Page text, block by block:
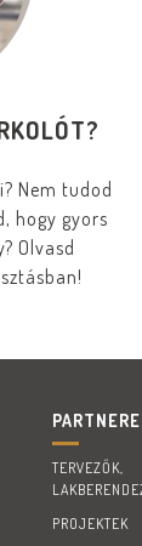
Nem tudod
hogy gyors
Olvasd
TERVEZŐK,
PROJEKTEK